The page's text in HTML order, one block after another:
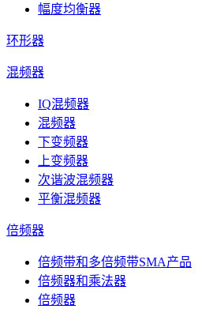
幅度均衡器
环形器
混频器
IQ混频器
混频器
下变频器
上变频器
次谐波混频器
平衡混频器
倍频器
倍频带和多倍频带SMA产品
倍频器和乘法器
倍频器